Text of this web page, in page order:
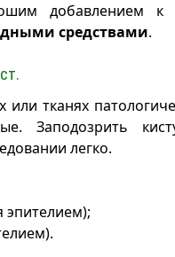
добавлением к
средствами.
или тканях
Заподозрить
легко.